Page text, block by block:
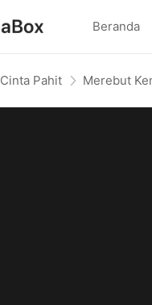
Beranda
Cinta Pahit Merebut